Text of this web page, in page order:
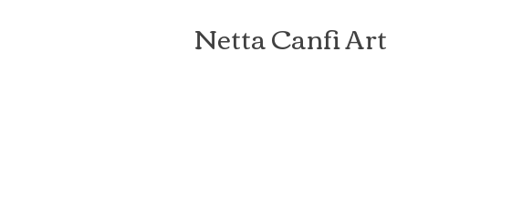
Netta Canfi Art